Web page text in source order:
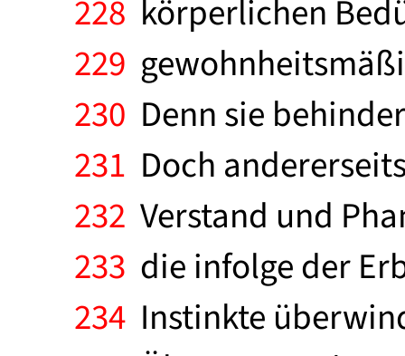
228 körperlichen
229
230 Denn sie
231 Doch
232 Verstand und
233 die infolge der
234 Instinkte